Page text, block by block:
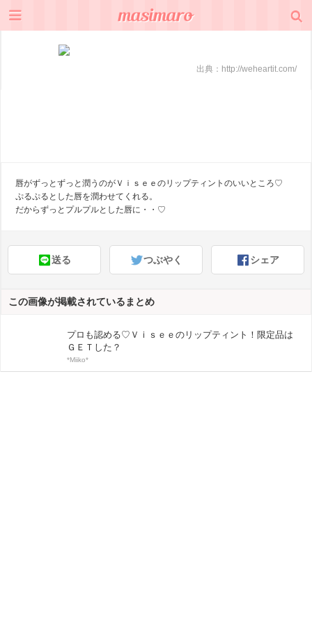
出典： http://weheartit.com/
唇がずっとずっと潤うのがＶｉｓｅｅのリップティントのいいところ♡
ぷるぷるとした唇を潤わせてくれる。
だからずっとプルプルとした唇に・・♡
送る つぶやく シェア
この画像が掲載されているまとめ
プロも認める♡Ｖｉｓｅｅのリップティント！限定品は
ＧＥＴした？
*Miiko*